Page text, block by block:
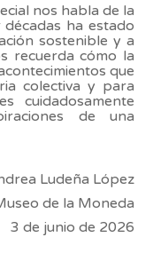
nos habla de la
ha estado
sostenible y a
recuerda cómo la
que
colectiva y para
cuidadosamente
de una
Ludeña López
de la Moneda
3 de junio de 2026